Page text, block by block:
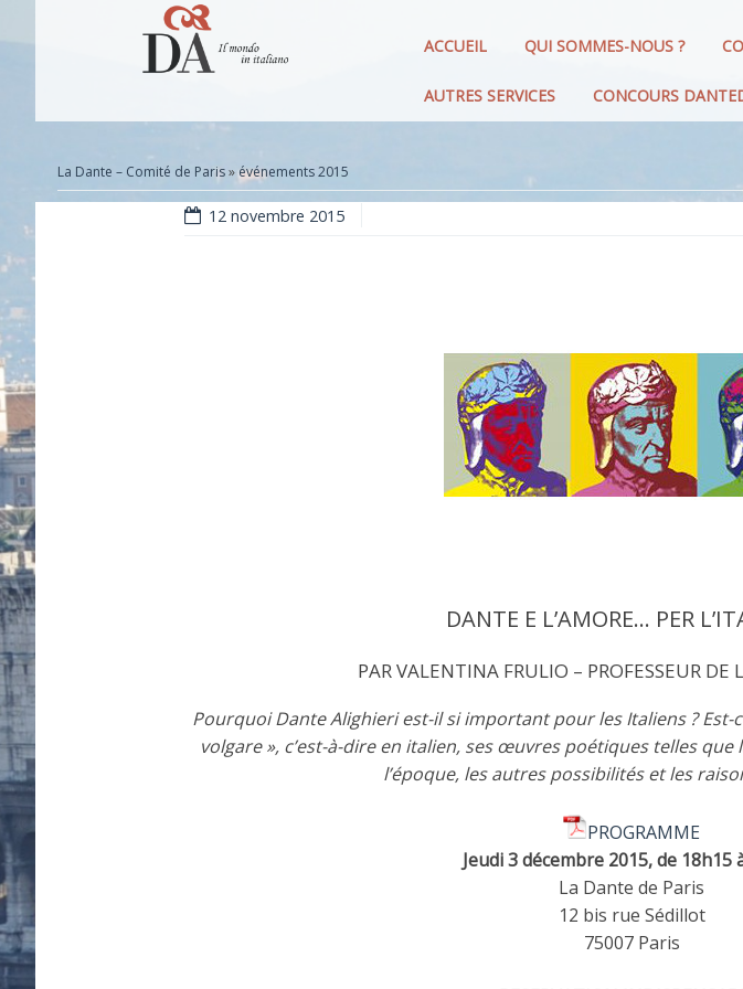
ACCUEIL QUI SOMMES-NOUS ?
AUTRES SERVICES CONCOURS
La Dante – Comité de Paris»événements 2015
12 novembre 2015
DANTE E L’AMORE… PER
PAR VALENTINA FRULIO – PROFESSEUR DE
Pourquoi Dante Alighieri est-il si important pour les Italiens ? Est-
volgare », c’est-à-dire en italien, ses œuvres poétiques telles que
l’époque, les autres possibilités et les
PROGRAMME
Jeudi 3 décembre 2015, de 18h15
La Dante de Paris
12 bis rue Sédillot
75007 Paris